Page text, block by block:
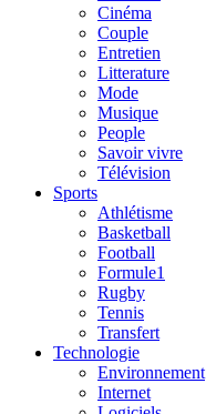
Cinéma
Couple
Entretien
Litterature
Mode
Musique
People
Savoir vivre
Télévision
Sports
Athlétisme
Basketball
Football
Formule1
Rugby
Tennis
Transfert
Technologie
Environnement
Internet